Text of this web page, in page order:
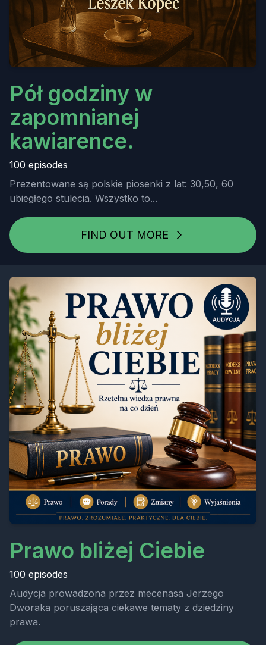
Pół godziny w
zapomnianej
kawiarence.
100 episodes
Prezentowane są polskie piosenki z lat: 30,50, 60
ubiegłego stulecia. Wszystko to...
FIND OUT MORE
Prawo bliżej Ciebie
100 episodes
Audycja prowadzona przez mecenasa Jerzego
Dworaka poruszająca ciekawe tematy z dziedziny
prawa.